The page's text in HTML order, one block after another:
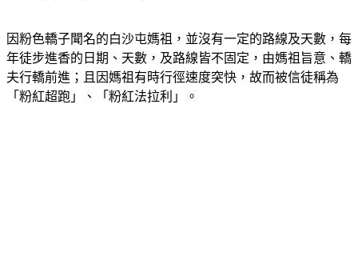
因粉色轎子聞名的白沙屯媽祖，並沒有一定的路線及天數，每
年徒步進香的日期、天數，及路線皆不固定，由媽祖旨意、轎
夫行轎前進；且因媽祖有時行徑速度突快，故而被信徒稱為
「粉紅超跑」、「粉紅法拉利」。